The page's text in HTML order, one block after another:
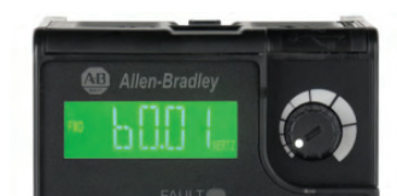
[诚信档案]